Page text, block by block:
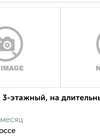
этажный, на